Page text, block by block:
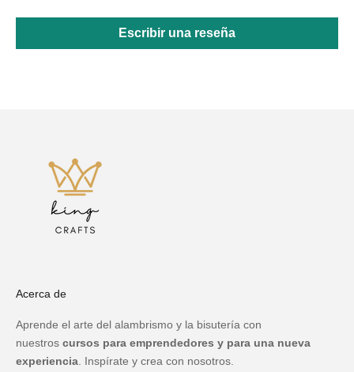
Escribir una reseña
Acerca de
Aprende el arte del alambrismo y la bisutería con
nuestros cursos para emprendedores y para una nueva
experiencia . Inspírate y crea con nosotros.